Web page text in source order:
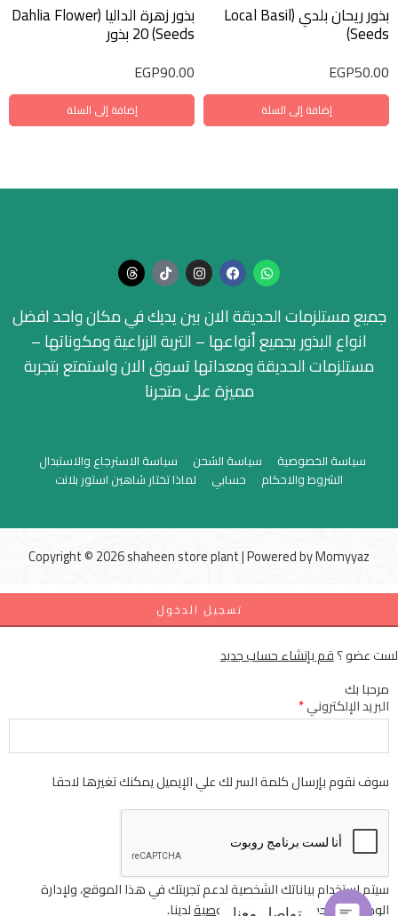
بذور ريحان بلدي (Local Basil
Seeds)
EGP50.00
إضافة إلى السلة
بذور زهرة الداليا (Dahlia Flower
Seeds) 20 بذور
EGP90.00
إضافة إلى السلة
جميع مستلزمات الحديقة الان بين يديك في مكان واحد افضل
انواع البذور بجميع أنواعها – التربة الزراعية ومكوناتها –
مستلزمات الحديقة ومعداتها تسوق الان واستمتع بتجربة
مميزة على متجرنا
سياسة الخصوصية سياسة الشحن
سياسة الاسترجاع والاستبدال
الشروط والاحكام
حسابي لماذا تختار شاهين استور بلانت
Copyright © 2026 shaheen store plant | Powered byMomyyaz
تسجيل الدخول
لست عضو ؟قم بإنشاء حساب جديد
مرحبا بك
البريد الإلكتروني*
سوف نقوم بإرسال كلمة السر لك علي الإيميل يمكنك تغيرها لاحقا
سيتم استخدام بياناتك الشخصية لدعم تجربتك في هذا الموقع، ولإدارة
الوصول إلى حسابكسياسة الخصوصيةلدينا.